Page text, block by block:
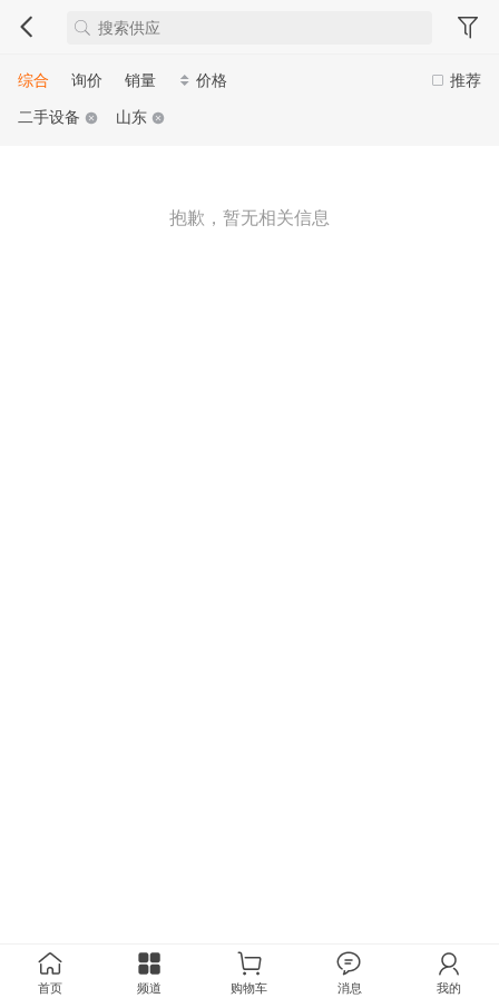
推荐
综合 询价 销量
价格
二手设备
山东
抱歉，暂无相关信息
首页 频道 购物车 消息 我的